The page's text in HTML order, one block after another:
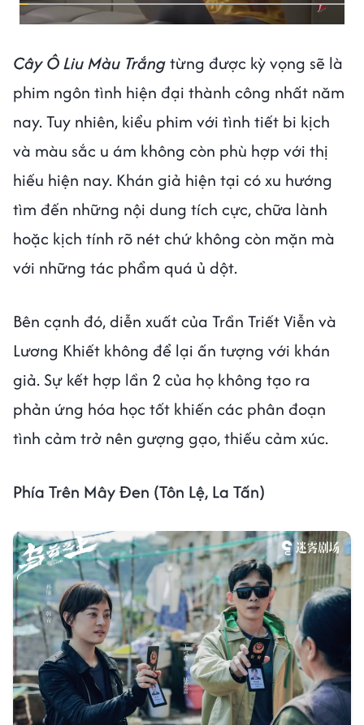
Cây Ô Liu Màu Trắngtừng được kỳ vọng sẽ là
phim ngôn tình hiện đại thành công nhất năm
nay. Tuy nhiên, kiểu phim với tình tiết bi kịch
và màu sắc u ám không còn phù hợp với thị
hiếu hiện nay. Khán giả hiện tại có xu hướng
tìm đến những nội dung tích cực, chữa lành
hoặc kịch tính rõ nét chứ không còn mặn mà
với những tác phẩm quá ủ dột.
Bên cạnh đó, diễn xuất của Trần Triết Viễn và
Lương Khiết không để lại ấn tượng với khán
giả. Sự kết hợp lần 2 của họ không tạo ra
phản ứng hóa học tốt khiến các phân đoạn
tình cảm trở nên gượng gạo, thiếu cảm xúc.
Phía Trên Mây Đen (Tôn Lệ, La Tấn)